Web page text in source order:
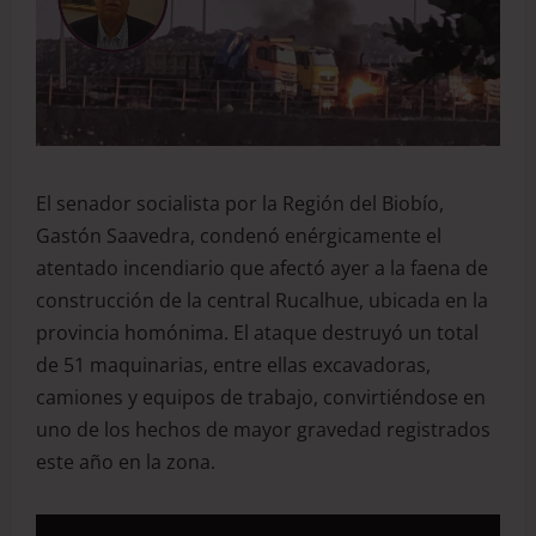
El senador socialista por la Región del Biobío,
Gastón Saavedra, condenó enérgicamente el
atentado incendiario que afectó ayer a la faena de
construcción de la central Rucalhue, ubicada en la
provincia homónima. El ataque destruyó un total
de 51 maquinarias, entre ellas excavadoras,
camiones y equipos de trabajo, convirtiéndose en
uno de los hechos de mayor gravedad registrados
este año en la zona.